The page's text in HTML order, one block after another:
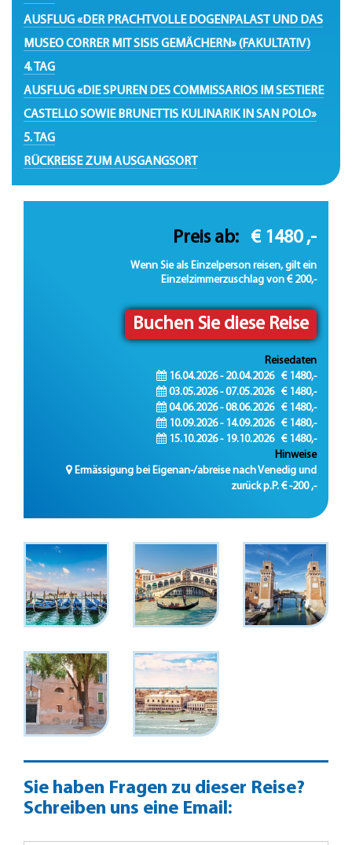
AUSFLUG «DER PRACHTVOLLE DOGENPALAST UND DAS
MUSEO CORRER MIT SISIS GEMÄCHERN» (FAKULTATIV)
4. TAG
AUSFLUG «DIE SPUREN DES COMMISSARIOS IM SESTIERE
CASTELLO SOWIE BRUNETTIS KULINARIK IN SAN POLO»
5. TAG
RÜCKREISE ZUM AUSGANGSORT
Preis ab: € 1480 ,-
Wenn Sie als Einzelperson reisen, gilt ein
Einzelzimmerzuschlag von € 200,-
Buchen Sie diese Reise
Reisedaten
16.04.2026 - 20.04.2026 € 1480,-
03.05.2026 - 07.05.2026 € 1480,-
04.06.2026 - 08.06.2026 € 1480,-
10.09.2026 - 14.09.2026 € 1480,-
15.10.2026 - 19.10.2026 € 1480,-
Hinweise
Ermässigung bei Eigenan-/abreise nach Venedig und
zurück p.P. € -200 ,-
Sie haben Fragen zu dieser Reise?
Schreiben uns eine Email: